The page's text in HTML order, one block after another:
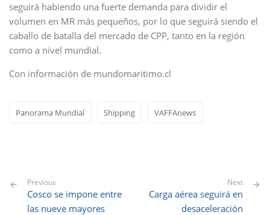
seguirá habiendo una fuerte demanda para dividir el
volumen en MR más pequeños, por lo que seguirá siendo el
caballo de batalla del mercado de CPP, tanto en la región
como a nivel mundial.
Con información de mundomaritimo.cl
Panorama Mundial Shipping VAFFAnews
Previous
Cosco se impone entre
las nueve mayores
Next
Carga aérea seguirá en
desaceleración